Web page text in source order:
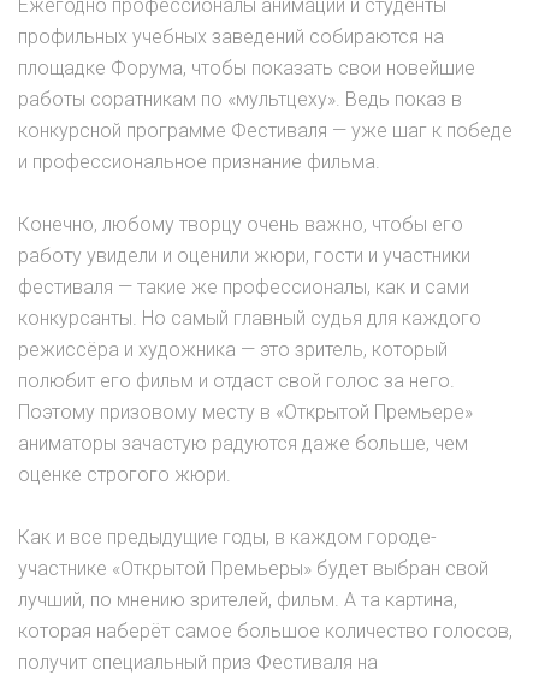
Ежегодно профессионалы анимации и студенты
профильных учебных заведений собираются на
площадке Форума, чтобы показать свои новейшие
работы соратникам по «мультцеху». Ведь показ в
конкурсной программе Фестиваля — уже шаг к победе
и профессиональное признание фильма.
Конечно, любому творцу очень важно, чтобы его
работу увидели и оценили жюри, гости и участники
фестиваля — такие же профессионалы, как и сами
конкурсанты. Но самый главный судья для каждого
режиссёра и художника — это зритель, который
полюбит его фильм и отдаст свой голос за него.
Поэтому призовому месту в «Открытой Премьере»
аниматоры зачастую радуются даже больше, чем
оценке строгого жюри.
Как и все предыдущие годы, в каждом городе-
участнике «Открытой Премьеры» будет выбран свой
лучший, по мнению зрителей, фильм. А та картина,
которая наберёт самое большое количество голосов,
получит специальный приз Фестиваля на